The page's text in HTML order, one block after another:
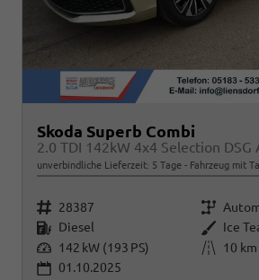
Skoda Superb Combi
2.0 TDI 142kW 4x4 Selection DSG
unverbindliche Lieferzeit: 5 Tage Fahrzeug mit
Fahrzeugnr. 28387 Getriebe
Kraftstoff Diesel Außenfarbe Ice
Leistung 142 kW (193 PS) Kilometerstand
10 km
01.10.2025